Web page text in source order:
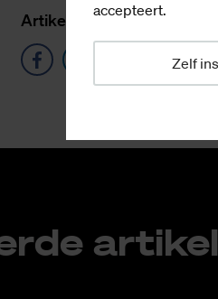
accepteert.
Zelf
Ar­ti­kel de­len op